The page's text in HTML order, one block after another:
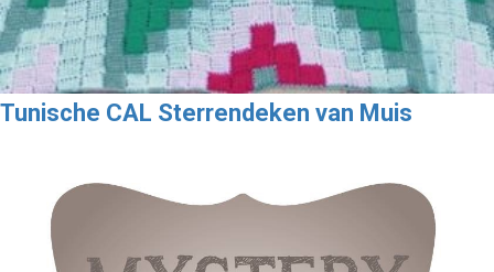
Tunische CAL Sterrendeken van Muis